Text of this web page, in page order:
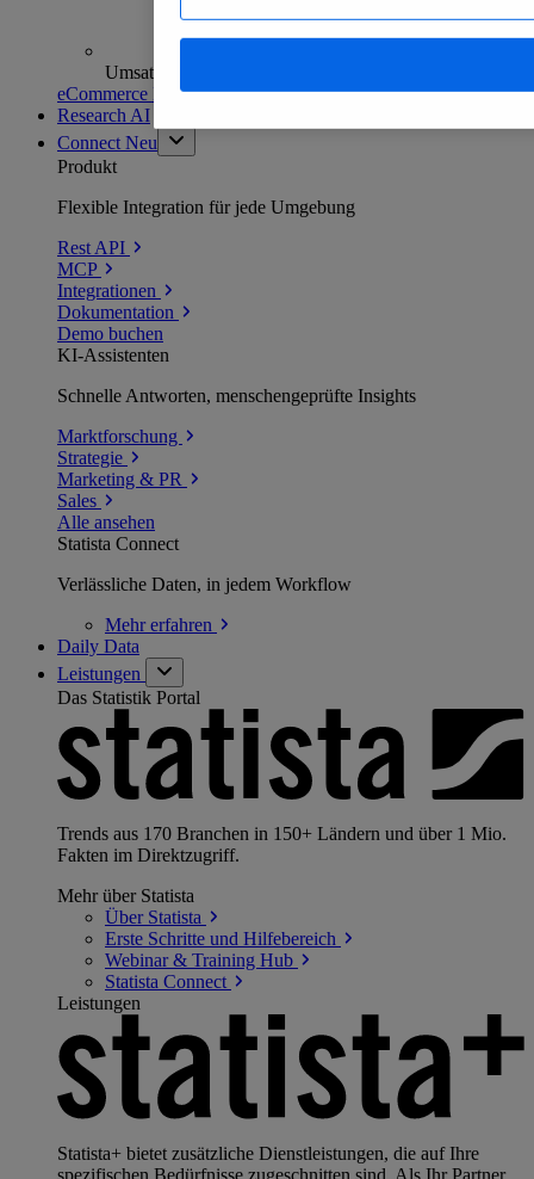
Umsatzanalysen und -prognosen
eCommerce Insights entdecken
Research AI
Connect Neu
Produkt
Flexible Integration für jede Umgebung
Rest API
MCP
Integrationen
Dokumentation
Demo buchen
KI-Assistenten
Schnelle Antworten, menschengeprüfte Insights
Marktforschung
Strategie
Marketing & PR
Sales
Alle ansehen
Statista Connect
Verlässliche Daten, in jedem Workflow
Mehrerfahren
Daily Data
Leistungen
Das Statistik Portal
Trends aus 170 Branchen in 150+ Ländern und über 1 Mio.
Fakten im Direktzugriff.
Mehr über Statista
Über Statista
Erste Schritte und Hilfebereich
Webinar & Training Hub
Statista Connect
Leistungen
Statista+ bietet zusätzliche Dienstleistungen, die auf Ihre
spezifischen Bedürfnisse zugeschnitten sind. Als Ihr Partner